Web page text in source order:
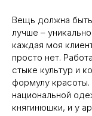
Вещь должна
лучше –
каждая моя
просто нет.
стыке культур и
формулу
национальной
княгинюшки, и у